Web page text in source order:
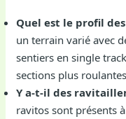
Quel est le profil
un terrain varié avec
sentiers en single
sections plus
Y a-t-il des
ravitos sont présents